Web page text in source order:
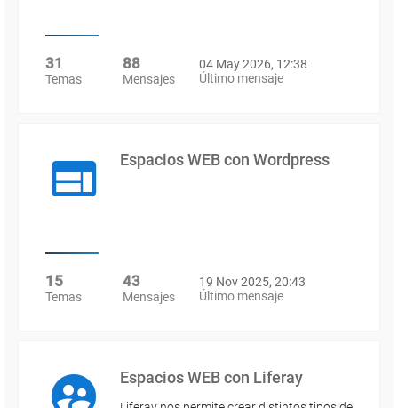
31
Temas
88
Mensajes
04 May 2026, 12:38
Último mensaje
Espacios WEB con Wordpress
15
Temas
43
Mensajes
19 Nov 2025, 20:43
Último mensaje
Espacios WEB con Liferay